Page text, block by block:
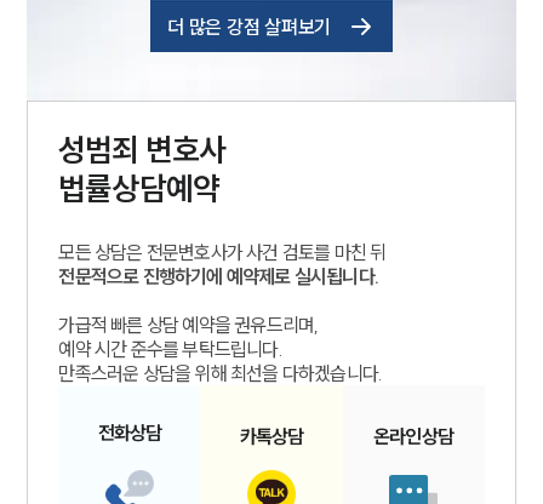
더 많은 강점 살펴보기
성범죄 변호사
법률상담예약
모든 상담은 전문변호사가 사건 검토를 마친 뒤
전문적으로 진행하기에 예약제로 실시됩니다.
가급적 빠른 상담 예약을 권유드리며,
예약 시간 준수를 부탁드립니다.
만족스러운 상담을 위해 최선을 다하겠습니다.
전화상담 카톡상담 온라인상담